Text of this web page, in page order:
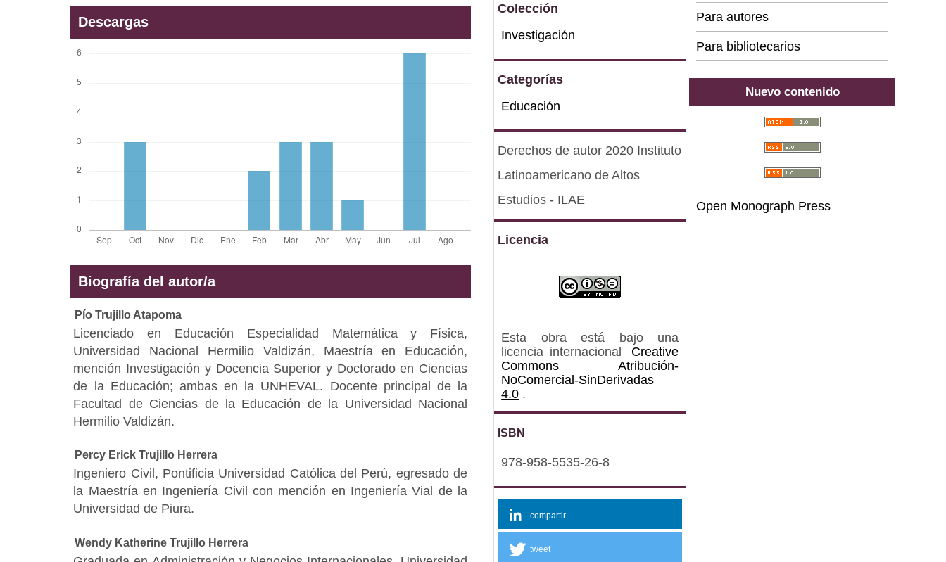
Descargas
Biografía del autor/a
Pío Trujillo Atapoma
Licenciado en Educación Especialidad Matemática y Física,
Universidad Nacional Hermilio Valdizán, Maestría en Educación,
mención Investigación y Docencia Superior y Doctorado en Ciencias
de la Educación; ambas en la UNHEVAL. Docente principal de la
Facultad de Ciencias de la Educación de la Universidad Nacional
Hermilio Valdizán.
Percy Erick Trujillo Herrera
Ingeniero Civil, Pontificia Universidad Católica del Perú, egresado de
la Maestría en Ingeniería Civil con mención en Ingeniería Vial de la
Universidad de Piura.
Wendy Katherine Trujillo Herrera
Colección
Investigación
Categorías
Educación
Derechos de autor 2020 Instituto
Latinoamericano de Altos
Estudios - ILAE
Licencia
Esta obra está bajo una
licencia internacional
Creative
Commons Atribución-
NoComercial-SinDerivadas
4.0 .
ISBN
978-958-5535-26-8
compartir
tweet
Para autores
Para bibliotecarios
Nuevo contenido
Open Monograph Press